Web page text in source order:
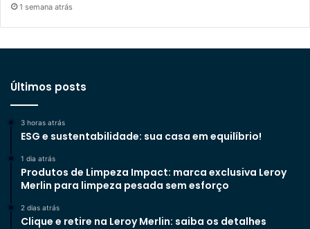
1 semana atrás
Últimos posts
3 horas atrás
ESG e sustentabilidade: sua casa em equilíbrio!
1 dia atrás
Produtos de Limpeza Impact: marca exclusiva Leroy
Merlin para limpeza pesada sem esforço
2 dias atrás
Clique e retire na Leroy Merlin: saiba os detalhes